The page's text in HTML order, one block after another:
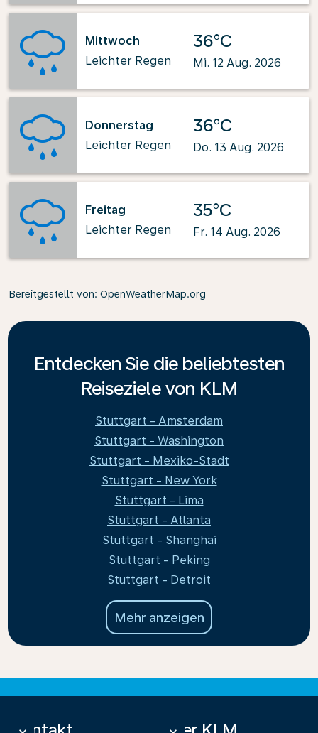
Mittwoch
Leichter Regen
36°C
Mi. 12 Aug. 2026
Donnerstag
Leichter Regen
36°C
Do. 13 Aug. 2026
Freitag
Leichter Regen
35°C
Fr. 14 Aug. 2026
Bereitgestellt von: OpenWeatherMap.org
Entdecken Sie die beliebtesten
Reiseziele von KLM
Stuttgart - Amsterdam
Stuttgart - Washington
Stuttgart - Mexiko-Stadt
Stuttgart - New York
Stuttgart - Lima
Stuttgart - Atlanta
Stuttgart - Shanghai
Stuttgart - Peking
Stuttgart - Detroit
Mehr anzeigen